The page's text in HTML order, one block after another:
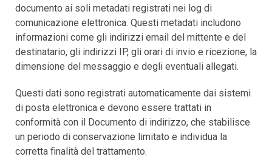
documento ai soli metadati registrati nei log di
comunicazione elettronica. Questi metadati includono
informazioni come gli indirizzi email del mittente e del
destinatario, gli indirizzi IP, gli orari di invio e ricezione, la
dimensione del messaggio e degli eventuali allegati.
Questi dati sono registrati automaticamente dai sistemi
di posta elettronica e devono essere trattati in
conformità con il Documento di indirizzo, che stabilisce
un periodo di conservazione limitato e individua la
corretta finalità del trattamento.